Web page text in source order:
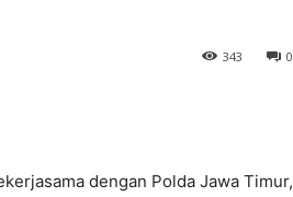
0
343
dengan Polda Jawa Timur,